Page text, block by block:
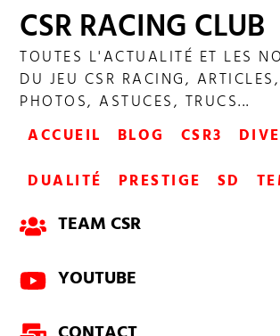
CSR RACING CLUB
TOUTES L'ACTUALITÉ ET LES
DU JEU CSR RACING,
PHOTOS, ASTUCES, TRUCS...
ACCUEIL
BLOG CSR3
DUALITÉ
PRESTIGE SD
TEAM CSR
YOUTUBE